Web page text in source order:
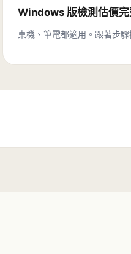
Windows 版檢測估價完
桌機、筆電都適用。跟著步